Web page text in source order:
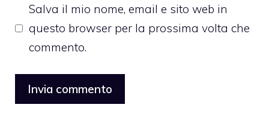
Salva il mio nome, email e sito web in
questo browser per la prossima volta che
commento.